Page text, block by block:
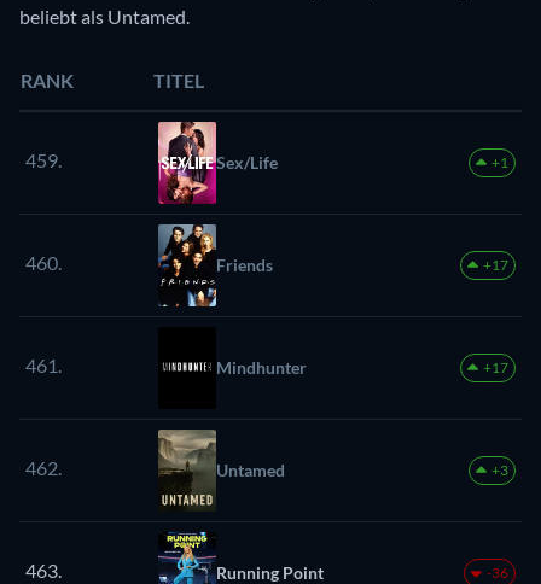
beliebt als Untamed.
RANK TITEL
459. Sex/Life +1
460. Friends +17
461. Mindhunter +17
462. Untamed +3
463. Running Point -36